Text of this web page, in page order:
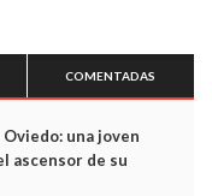
COMENTADAS
una joven
ascensor de su
sus últimos minutos